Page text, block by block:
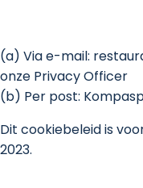
(a) Via e-mail:
onze Privacy Officer
(b) Per post:
Dit cookiebeleid is
2023.